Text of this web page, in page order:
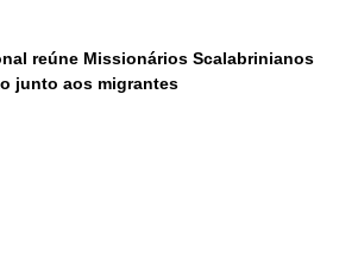
reúne Missionários Scalabrinianos
junto aos migrantes